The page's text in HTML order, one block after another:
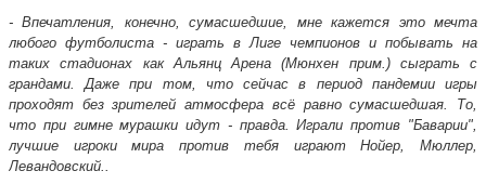
- Впечатления, конечно, сумасшедшие, мне кажется это мечта
любого футболиста - играть в Лиге чемпионов и побывать на
таких стадионах как Альянц Арена (Мюнхен прим.) сыграть с
грандами. Даже при том, что сейчас в период пандемии игры
проходят без зрителей атмосфера всё равно сумасшедшая. То,
что при гимне мурашки идут - правда. Играли против "Баварии",
лучшие игроки мира против тебя играют Нойер, Мюллер,
Левандовский..